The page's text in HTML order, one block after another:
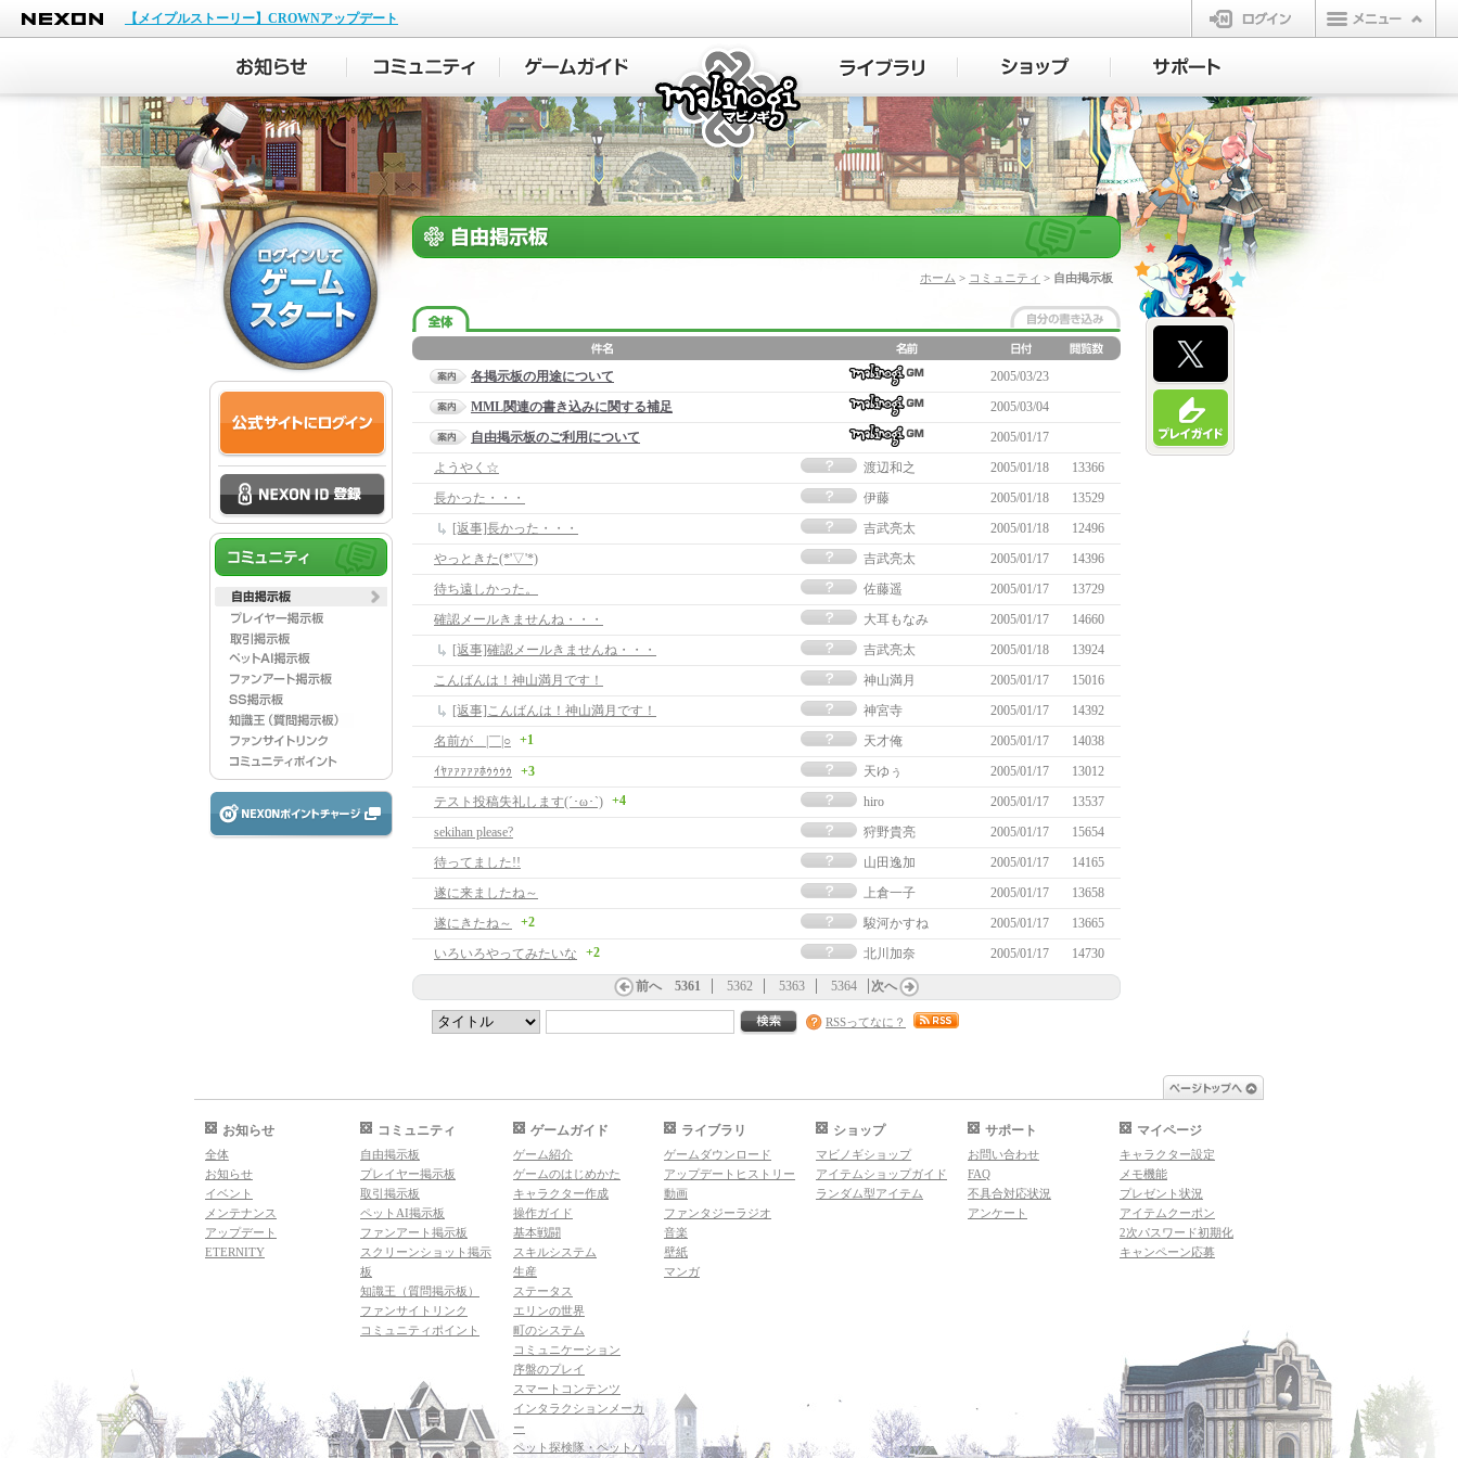
NEXON
【メイプルストーリー】CROWNアップデート
ログイン
マビノギ
ホーム > コミュニティ > 自由掲示板
各掲示板の用途について
2005/03/23
MML関連の書き込みに関する補足
2005/03/04
自由掲示板のご利用について
2005/01/17
ようやく☆
渡辺和之 2005/01/18
13366
長かった・・・
伊藤 2005/01/18
13529
[返事]長かった・・・
吉武亮太 2005/01/18
12496
やっときた(*'▽'*)
吉武亮太 2005/01/17
14396
待ち遠しかった。
佐藤遥 2005/01/17
13729
確認メールきませんね・・・
大耳もなみ 2005/01/17
14660
[返事]確認メールきませんね・・・
吉武亮太 2005/01/18
13924
こんばんは！神山満月です！
神山満月 2005/01/17
15016
[返事]こんばんは！神山満月です！
神宮寺 2005/01/17
14392
名前が＿|￣|○ +1 天才俺 2005/01/17
14038
ｲﾔｧｧｧｧｧﾎｩｩｩｩ
+3 天ゆぅ 2005/01/17
13012
テスト投稿失礼します(´･ω･`) +4 hiro 2005/01/17
13537
sekihan please?
狩野貴亮 2005/01/17
15654
待ってました!!
山田逸加 2005/01/17
14165
遂に来ましたね～
上倉一子 2005/01/17
13658
遂にきたね～
+2 駿河かすね 2005/01/17
13665
いろいろやってみたいな
+2 北川加奈 2005/01/17 14730
前へ 5361 5362 5363 5364 次へ
RSSってなに？
お知らせ
全体
お知らせ
イベント
メンテナンス
アップデート
ETERNITY
コミュニティ
自由掲示板
プレイヤー掲示板
取引掲示板
ペットAI掲示板
ファンアート掲示板
スクリーンショット掲示
板
知識王（質問掲示板）
ファンサイトリンク
コミュニティポイント
ゲームガイド
ゲーム紹介
ゲームのはじめかた
キャラクター作成
操作ガイド
基本戦闘
スキルシステム
生産
ステータス
エリンの世界
町のシステム
コミュニケーション
序盤のプレイ
スマートコンテンツ
インタラクションメーカ
ー
ペット探検隊・ペットハ
ライブラリ
ゲームダウンロード
アップデートヒストリー
動画
ファンタジーラジオ
音楽
壁紙
マンガ
ショップ
マビノギショップ
アイテムショップガイド
ランダム型アイテム
サポート
お問い合わせ
FAQ
不具合対応状況
アンケート
マイページ
キャラクター設定
メモ機能
プレゼント状況
アイテムクーポン
2次パスワード初期化
キャンペーン応募